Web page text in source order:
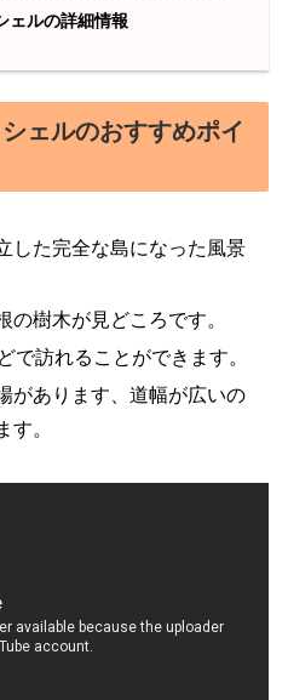
ェルの詳細情報
ェルのおすすめポイ
した完全な島になった風景
の樹木が見どころです。
で訪れることができます。
があります、道幅が広いの
す。